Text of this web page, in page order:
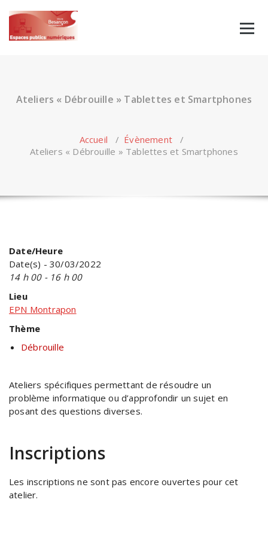
content
Ateliers « Débrouille » Tablettes et Smartphones
Accueil / Évènement /
Ateliers « Débrouille » Tablettes et Smartphones
Date/Heure
Date(s) - 30/03/2022
14 h 00 - 16 h 00
Lieu
EPN Montrapon
Thème
Débrouille
Ateliers spécifiques permettant de résoudre un
problème informatique ou d’approfondir un sujet en
posant des questionsdiverses.
Inscriptions
Les inscriptions ne sont pas encore ouvertes pour cet
atelier.